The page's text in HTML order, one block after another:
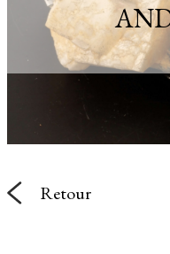
Retour